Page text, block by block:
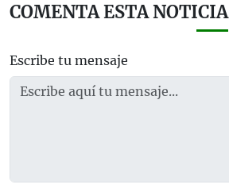
COMENTA ESTA NOTICIA
Escribe tu mensaje